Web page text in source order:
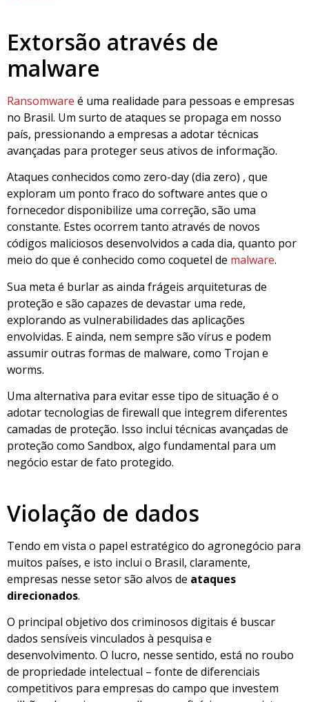
Extorsão através de
malware
Ransomware é uma realidade para pessoas e empresas
no Brasil. Um surto de ataques se propaga em nosso
país, pressionando a empresas a adotar técnicas
avançadas para proteger seus ativos de informação.
Ataques conhecidos como zero-day (dia zero) , que
exploram um ponto fraco do software antes que o
fornecedor disponibilize uma correção, são uma
constante. Estes ocorrem tanto através de novos
códigos maliciosos desenvolvidos a cada dia, quanto por
meio do que é conhecido como coquetel de malware.
Sua meta é burlar as ainda frágeis arquiteturas de
proteção e são capazes de devastar uma rede,
explorando as vulnerabilidades das aplicações
envolvidas. E ainda, nem sempre são vírus e podem
assumir outras formas de malware, como Trojan e
worms.
Uma alternativa para evitar esse tipo de situação é o
adotar tecnologias de firewall que integrem diferentes
camadas de proteção. Isso inclui técnicas avançadas de
proteção como Sandbox, algo fundamental para um
negócio estar de fato protegido.
Violação de dados
Tendo em vista o papel estratégico do agronegócio para
muitos países, e isto inclui o Brasil, claramente,
empresas nesse setor são alvos de ataques
direcionados.
O principal objetivo dos criminosos digitais é buscar
dados sensíveis vinculados à pesquisa e
desenvolvimento. O lucro, nesse sentido, está no roubo
de propriedade intelectual – fonte de diferenciais
competitivos para empresas do campo que investem